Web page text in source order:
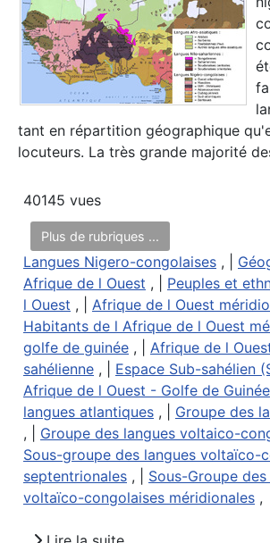
tant en répartition géographique
locuteurs. La très grande majorité
40145 vues
Plus de rubriques ...
Langues Nigero-congolaises , |
Afrique de l Ouest , | Peuples et
l Ouest , | Afrique de l Ouest
Habitants de l Afrique de l Ouest
golfe de guinée , | Afrique de l
sahélienne , | Espace Sub-sahélien
Afrique de l Ouest - Golfe de Guinée
langues atlantiques , | Groupe des
, | Groupe des langues voltaico-
Sous-groupe des langues voltaïco-
septentrionales , | Sous-Groupe
voltaïco-congolaises méridionales ,